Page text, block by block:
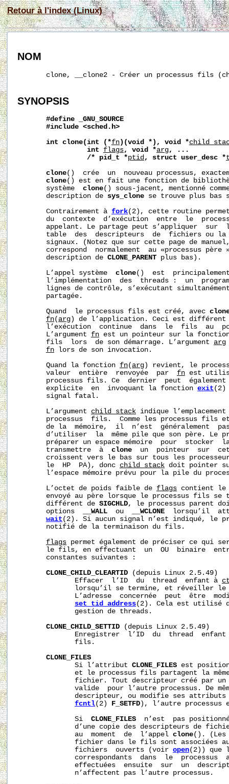
Retour à l'index (Linux)
NOM
clone, __clone2 - Créer un processus fils
SYNOPSIS
#define
_GNU_SOURCE
#include <sched.h>
int clone(int (*fn )(void *), void *
int
flags, void *arg,
...
/*
pid_t *ptid, struct user_desc *
clone()  crée  un  nouveau processus,
clone() est en fait une fonction de
       système
clone() sous‐jacent, mentionné
       description de
sys_clone se trouve plus bas
       Contrairement à
fork(2), cette routine
du  contexte  d’exécution  entre  le
appelant. Le partage peut s’appliquer  sur
table  des  descripteurs  de  fichiers ou
signaux. (Notez que sur cette page de
correspond  normalement  au «processus père
       description de
CLONE_PARENT plus bas).
       L’appel système
clone()  est
l’implémentation  des  threads :  un
lignes de contrôle, s’exécutant
       partagée.
       Quand  le processus fils est créé, avec
fn( arg ) de l’application. Ceci est
l’exécution  continue  dans  le  fils  au
       L’argument
fn est un pointeur sur la
       fils  lors  de son démarrage. L’argument
arg
fn lors de son invocation.
       Quand la fonction
fn( arg ) revient, le
       valeur  entière  renvoyée  par
fn est
processus fils. Ce  dernier  peut
       explicite  en  invoquant la fonction
exit (2)
       signal fatal.
       L’argument
child_stack indique
processus  fils.  Comme les processus fils
de la  mémoire,  il  n’est  généralement
d’utiliser  la  même pile que son père. Le
préparer un espace mémoire  pour  stocker
       transmettre  à
clone
un  pointeur  sur
croissent vers le bas sur tous les
       le  HP  PA), donc
child_stack doit pointer
l’espace mémoire prévu pour la pile du
       L’octet de poids faible de
flags contient le
envoyé au père lorsque le processus fils se
       différent de
SIGCHLD, le processus parent
       options
__WALL
  ou
__WCLONE
lorsqu’il
wait (2). Si aucun signal n’est indiqué, le
       notifié de la terminaison du fils.
flags permet également de préciser ce qui
le fils, en effectuant  un  OU  binaire
       constantes suivantes :
CLONE_CHILD_CLEARTID (depuis Linux 2.5.49)
              Effacer  l’ID  du  thread  enfant à
lorsqu’il se termine, et réveiller
L’adresse  concernée  peut  être
set_tid_address(2). Cela est utilisé
              gestion de threads.
CLONE_CHILD_SETTID (depuis Linux 2.5.49)
Enregistrer  l’ID  du  thread
              fils.
CLONE_FILES
              Si l’attribut
CLONE_FILES est
et le processus fils partagent la
fichier. Tout descripteur créé par
valide  pour l’autre processus. De
descripteur, ou modifie ses
fcntl(2) F_SETFD ), l’autre processus
              Si
CLONE_FILES
n’est  pas
d’une copie des descripteurs de
              au  moment  de  l’appel
clone(). (Les
fichier dans le fils sont associées
              fichiers  ouverts (voir
open(2)) que
correspondants  dans  le  processus
effectuées  ensuite  sur  un
              n’affectent pas l’autre processus.